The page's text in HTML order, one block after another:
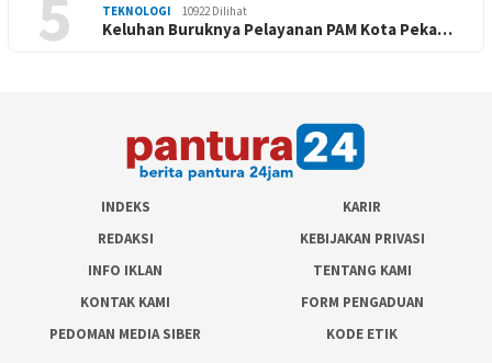
5
TEKNOLOGI
10922 Dilihat
Keluhan Buruknya Pelayanan PAM Kota Peka…
INDEKS
KARIR
REDAKSI
KEBIJAKAN PRIVASI
INFO IKLAN
TENTANG KAMI
KONTAK KAMI
FORM PENGADUAN
PEDOMAN MEDIA SIBER
KODE ETIK